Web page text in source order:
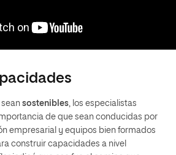
sean sostenibles , los especialistas
de que sean conducidas por
empresarial y equipos bien formados
construir capacidades a nivel